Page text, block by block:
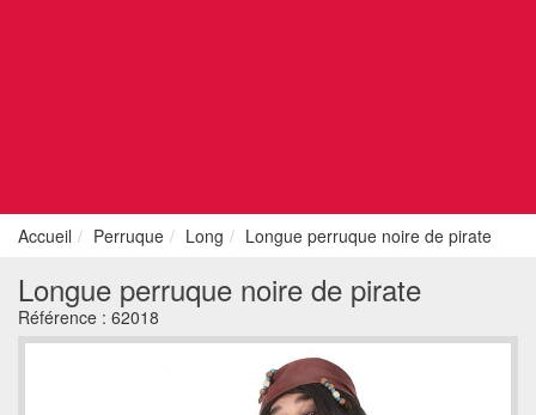
Accueil Perruque Long Longue perruque noire de pirate
Longue perruque noire de pirate
Référence : 62018